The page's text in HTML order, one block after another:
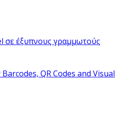
σε έξυπνους γραμμωτούς
QR Codes and Visual